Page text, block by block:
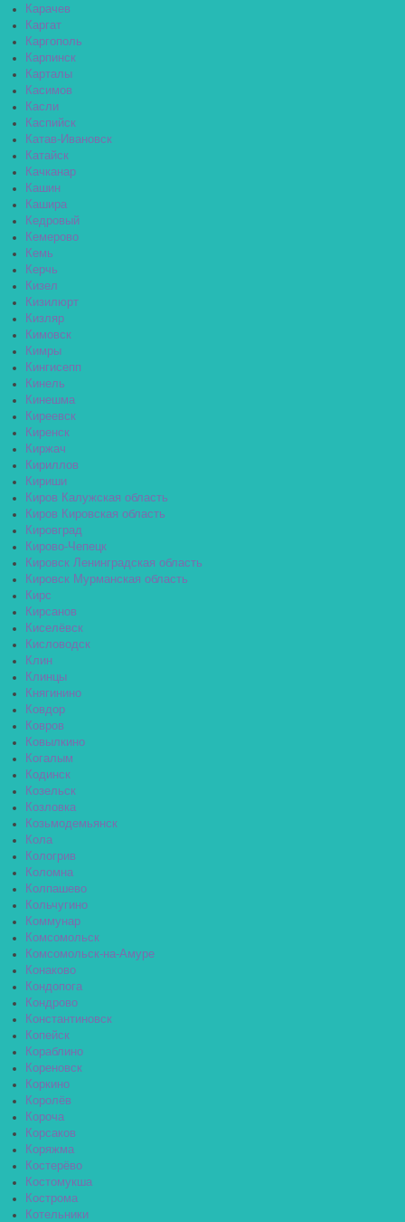
Карачев
Каргат
Каргополь
Карпинск
Карталы
Касимов
Касли
Каспийск
Катав-Ивановск
Катайск
Качканар
Кашин
Кашира
Кедровый
Кемерово
Кемь
Керчь
Кизел
Кизилюрт
Кизляр
Кимовск
Кимры
Кингисепп
Кинель
Кинешма
Киреевск
Киренск
Киржач
Кириллов
Кириши
Киров Калужская область
Киров Кировская область
Кировград
Кирово-Чепецк
Кировск Ленинградская область
Кировск Мурманская область
Кирс
Кирсанов
Киселёвск
Кисловодск
Клин
Клинцы
Княгинино
Ковдор
Ковров
Ковылкино
Когалым
Кодинск
Козельск
Козловка
Козьмодемьянск
Кола
Кологрив
Коломна
Колпашево
Кольчугино
Коммунар
Комсомольск
Комсомольск-на-Амуре
Конаково
Кондопога
Кондрово
Константиновск
Копейск
Кораблино
Кореновск
Коркино
Королёв
Короча
Корсаков
Коряжма
Костерёво
Костомукша
Кострома
Котельники